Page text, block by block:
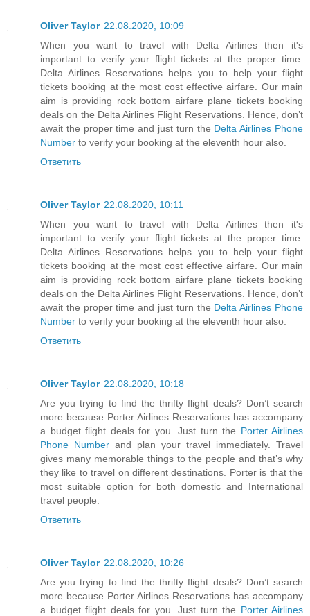
Oliver Taylor 22.08.2020, 10:09
When you want to travel with Delta Airlines then it's
important to verify your flight tickets at the proper time.
Delta Airlines Reservations helps you to help your flight
tickets booking at the most cost effective airfare. Our main
aim is providing rock bottom airfare plane tickets booking
deals on the Delta Airlines Flight Reservations. Hence, don’t
await the proper time and just turn the Delta Airlines Phone
Number to verify your booking at the eleventh hour also.
Ответить
Oliver Taylor 22.08.2020, 10:11
When you want to travel with Delta Airlines then it's
important to verify your flight tickets at the proper time.
Delta Airlines Reservations helps you to help your flight
tickets booking at the most cost effective airfare. Our main
aim is providing rock bottom airfare plane tickets booking
deals on the Delta Airlines Flight Reservations. Hence, don’t
await the proper time and just turn the Delta Airlines Phone
Number to verify your booking at the eleventh hour also.
Ответить
Oliver Taylor 22.08.2020, 10:18
Are you trying to find the thrifty flight deals? Don’t search
more because Porter Airlines Reservations has accompany
a budget flight deals for you. Just turn the Porter Airlines
Phone Number and plan your travel immediately. Travel
gives many memorable things to the people and that’s why
they like to travel on different destinations. Porter is that the
most suitable option for both domestic and International
travel people.
Ответить
Oliver Taylor 22.08.2020, 10:26
Are you trying to find the thrifty flight deals? Don’t search
more because Porter Airlines Reservations has accompany
a budget flight deals for you. Just turn the Porter Airlines